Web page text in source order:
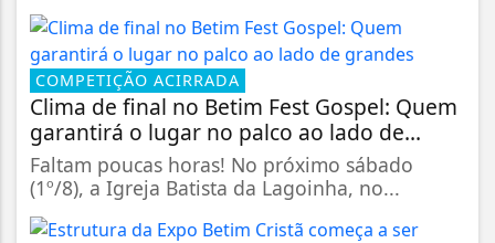
COMPETIÇÃO ACIRRADA
Clima de final no Betim Fest Gospel: Quem
garantirá o lugar no palco ao lado de...
Faltam poucas horas! No próximo sábado
(1º/8), a Igreja Batista da Lagoinha, no...